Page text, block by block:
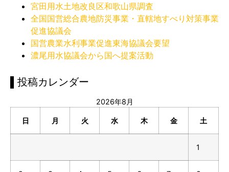
宮田用水土地改良区和歌山県調査
全国国営総合農地防災事業・直轄地すべり対策事業
促進協議会
国営農業水利事業促進東海協議会要望
濃尾用水協議会から国へ提案活動
▌投稿カレンダー
2026年8月
日 月 火 水 木 金 土
1